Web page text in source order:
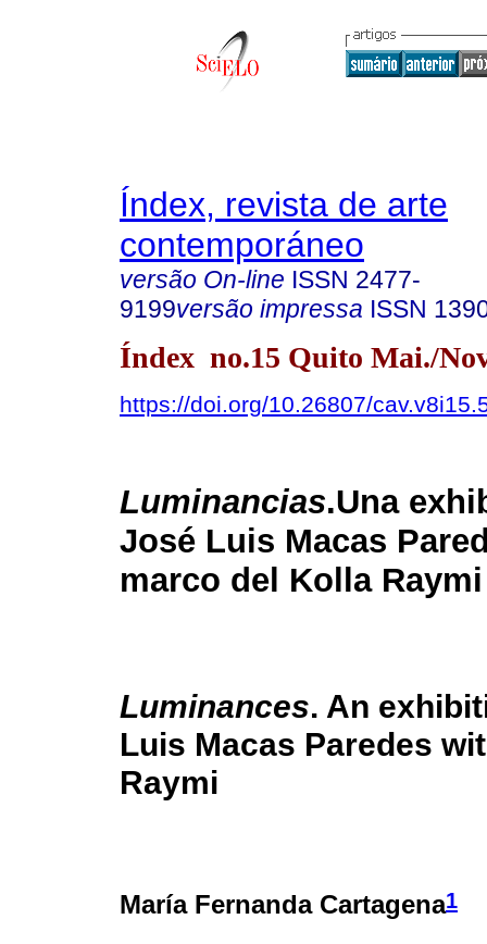
Índex, revista de arte
contemporáneo
versão On-line ISSN 2477-
9199versão impressa ISSN
Índex no.15 Quito Mai./
https://doi.org/10.26807/
Luminancias.Una
José Luis Macas
marco del Kolla Raymi
Luminances. An
Luis Macas Paredes
Raymi
María Fernanda Cartagena1